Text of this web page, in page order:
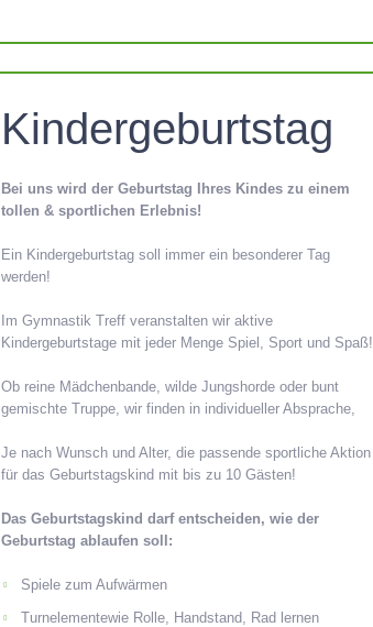
Kindergeburtstag
Bei uns wird der Geburtstag Ihres Kindes zu einem
tollen & sportlichen Erlebnis!
Ein Kindergeburtstag soll immer ein besonderer Tag
werden!
Im Gymnastik Treff veranstalten wir aktive
Kindergeburtstage mit jeder Menge Spiel, Sport und Spaß!
Ob reine Mädchenbande, wilde Jungshorde oder bunt
gemischte Truppe, wir finden in individueller Absprache,
Je nach Wunsch und Alter, die passende sportliche Aktion
für das Geburtstagskind mit bis zu 10 Gästen!
Das Geburtstagskind darf entscheiden, wie der
Geburtstag ablaufen soll:
Spiele zum Aufwärmen
Turnelementewie Rolle, Handstand, Rad lernen